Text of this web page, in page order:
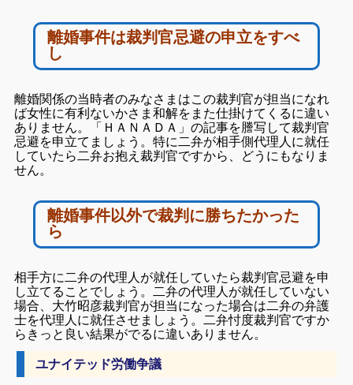
離婚事件は裁判官忌避の申立をすべ
し
離婚関係の当時者のみなさまはこの裁判官が担当になれ
ば女性に有利ないかさま和解をまた仕掛けてくるに違い
ありません。「ＨＡＮＡＤＡ」の記事を謄写して裁判官
忌避を申立てましょう。特に二弁が相手側代理人に就任
していたら二弁お抱え裁判官ですから、どうにもなりま
せん。
離婚事件以外で裁判に勝ちたかった
ら
相手方に二弁の代理人が就任していたら裁判官忌避を申
し立てることでしょう。二弁の代理人が就任していない
場合、 大竹昭彦裁判官が担当になった場合は二弁の弁護
士を代理人に就任させましょう。二弁忖度裁判官ですか
らきっと良い結果がでるに違いありません。
ユナイテッド労働争議